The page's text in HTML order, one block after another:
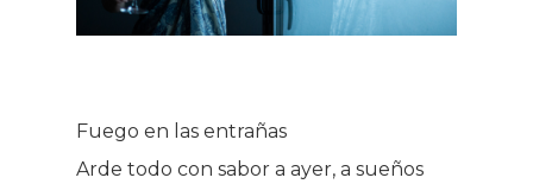
Fuego en las entrañas
Arde todo con sabor a ayer, a sueños